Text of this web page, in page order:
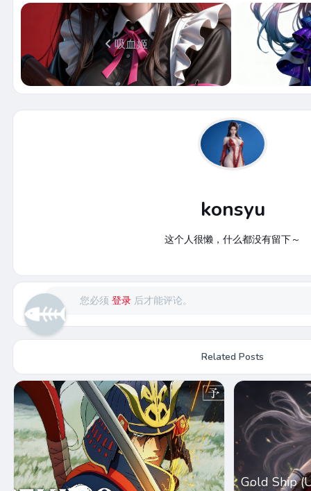
吸血姬
konsyu
这个人很懒，什么都没有留下～
您必须登录 后才能评论。
Related Posts
Gold Ship